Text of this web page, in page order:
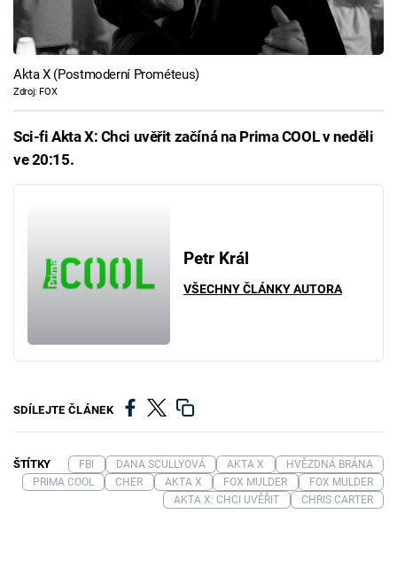
Akta X (Postmoderní Prométeus)
Zdroj: FOX
Sci-fi Akta X: Chci uvěřit začíná na Prima COOL v neděli
ve 20:15.
Petr Král
VŠECHNY ČLÁNKY AUTORA
SDÍLEJTE ČLÁNEK
ŠTÍTKY FBI DANA SCULLYOVÁ AKTA X
HVĚZDNÁ BRÁNA
PRIMA COOL
CHER AKTA X FOX MULDER
FOX MULDER
AKTA X: CHCI UVĚŘIT
CHRIS CARTER